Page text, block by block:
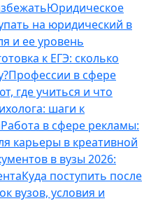
Юридическое
на юридический в
и ее уровень
к ЕГЭ: сколько
Профессии в сфере
где учиться и что
шаги к
Работа в сфере рекламы:
карьеры в креативной
в вузы 2026:
Куда поступить после
вузов, условия и